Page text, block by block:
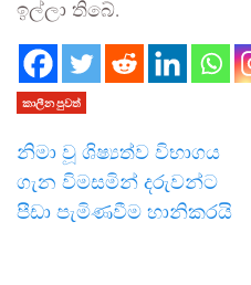
ඉල්ලා තිබේ.
කාලීන පුවත්
නිමා වූ ශිෂ්‍යත්ව විභාගය
ගැන විමසමින් දරුවන්ට
පීඩා පැමිණවීම හානිකරයි